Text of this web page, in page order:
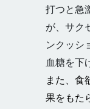
打つと急
が、サク
ンクッシ
血糖を下
また、食
果をもた